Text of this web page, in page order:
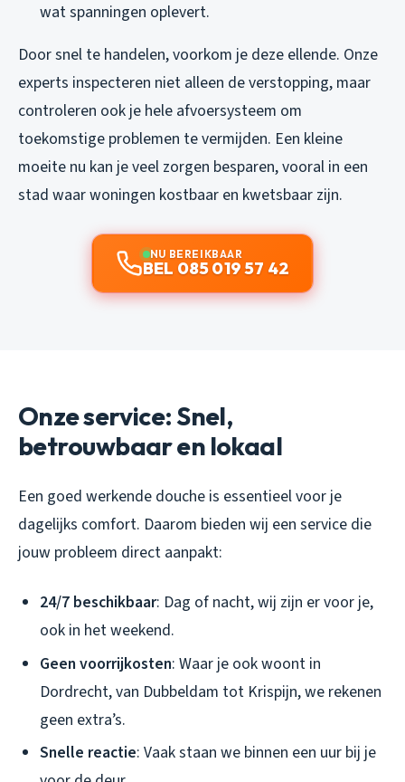
wat spanningen oplevert.
Door snel te handelen, voorkom je deze ellende. Onze
experts inspecteren niet alleen de verstopping, maar
controleren ook je hele afvoersysteem om
toekomstige problemen te vermijden. Een kleine
moeite nu kan je veel zorgen besparen, vooral in een
stad waar woningen kostbaar en kwetsbaar zijn.
NU BEREIKBAAR
BEL 085 019 57 42
Onze service: Snel,
betrouwbaar en lokaal
Een goed werkende douche is essentieel voor je
dagelijks comfort. Daarom bieden wij een service die
jouw probleem direct aanpakt:
24/7 beschikbaar: Dag of nacht, wij zijn er voor je,
ook in het weekend.
Geen voorrijkosten: Waar je ook woont in
Dordrecht, van Dubbeldam tot Krispijn, we rekenen
geen extra’s.
Snelle reactie: Vaak staan we binnen een uur bij je